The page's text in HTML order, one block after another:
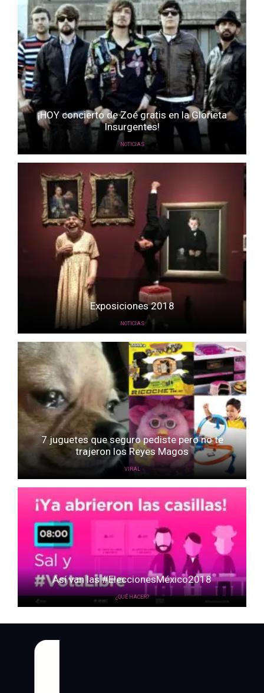
¡HOY concierto de Zoé gratis en la Glorieta
Insurgentes!
NOTICIAS
Exposiciones 2018
NOTICIAS
7 juguetes que seguro pediste pero no te
trajeron los Reyes Magos
VIRAL
Así van las #EleccionesMéxico2018
¿QUÉ HACER?